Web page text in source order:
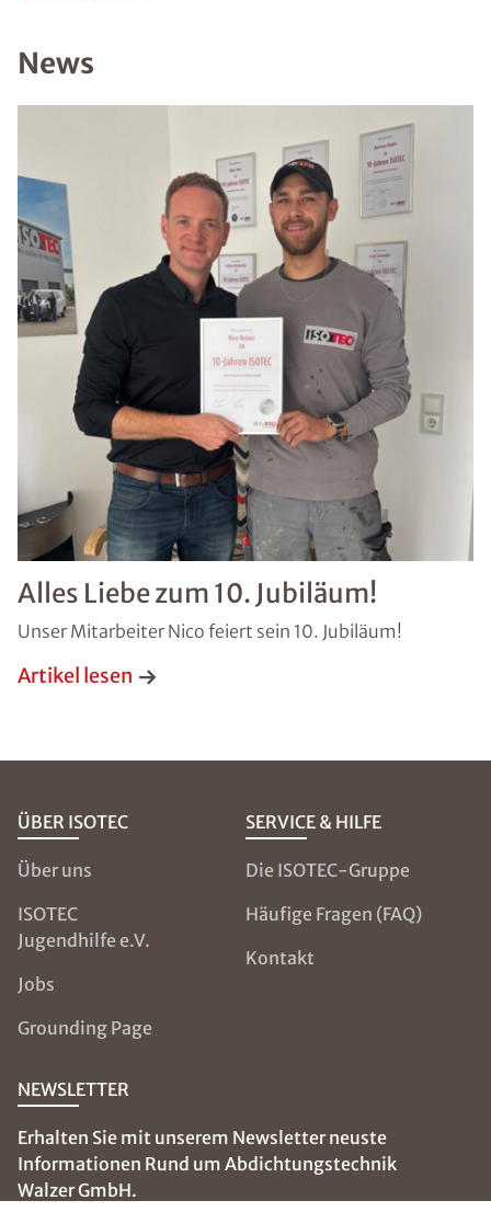
News
Alles Liebe zum 10. Jubiläum!
Unser Mitarbeiter Nico feiert sein 10. Jubiläum!
Artikel lesen
ÜBER ISOTEC
Über uns
ISOTEC
Jugendhilfe e.V.
Jobs
Grounding Page
SERVICE & HILFE
Die ISOTEC-Gruppe
Häufige Fragen (FAQ)
Kontakt
NEWSLETTER
Erhalten Sie mit unserem Newsletter neuste
Informationen Rund um Abdichtungstechnik
Walzer GmbH.